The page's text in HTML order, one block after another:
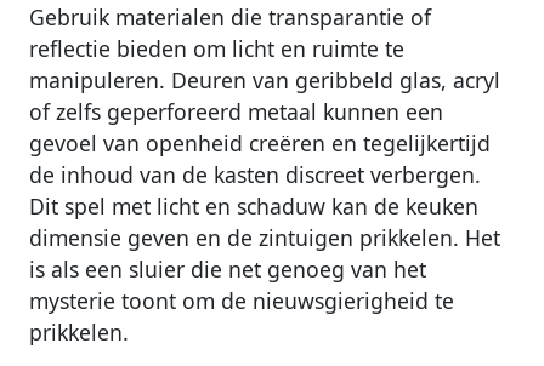
Gebruik materialen die transparantie of
reflectie bieden om licht en ruimte te
manipuleren. Deuren van geribbeld glas, acryl
of zelfs geperforeerd metaal kunnen een
gevoel van openheid creëren en tegelijkertijd
de inhoud van de kasten discreet verbergen.
Dit spel met licht en schaduw kan de keuken
dimensie geven en de zintuigen prikkelen. Het
is als een sluier die net genoeg van het
mysterie toont om de nieuwsgierigheid te
prikkelen.